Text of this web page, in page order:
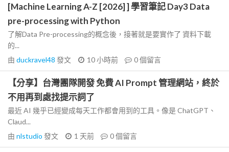
[Machine Learning A-Z [2026] ] 學習筆記 Day3 Data
pre-processing with Python
了解Data Pre-processing的概念後，接著就是要實作了 資料下載
的...
由 duckravel48 發文 10 小時前 0個留言
【分享】台灣團隊開發 免費 AI Prompt 管理網站，終於
不用再到處找提示詞了
最近 AI 幾乎已經變成每天工作都會用到的工具。像是 ChatGPT、
Claud...
由 nlstudio 發文 1 天前 0個留言